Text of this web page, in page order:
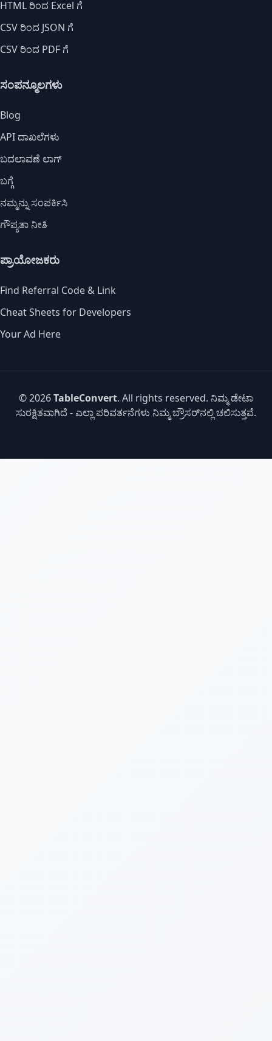
HTML ರಿಂದ Excel ಗೆ
CSV ರಿಂದ JSON ಗೆ
CSV ರಿಂದ PDF ಗೆ
ಸಂಪನ್ಮೂಲಗಳು
Blog
API ದಾಖಲೆಗಳು
ಬದಲಾವಣೆ ಲಾಗ್
ಬಗ್ಗೆ
ನಮ್ಮನ್ನು ಸಂಪರ್ಕಿಸಿ
ಗೌಪ್ಯತಾ ನೀತಿ
ಪ್ರಾಯೋಜಕರು
Find Referral Code & Link
Cheat Sheets for Developers
Your Ad Here
© 2026TableConvert. All rights reserved. ನಿಮ್ಮ ಡೇಟಾ
ಸುರಕ್ಷಿತವಾಗಿದೆ - ಎಲ್ಲಾ ಪರಿವರ್ತನೆಗಳು ನಿಮ್ಮ ಬ್ರೌಸರ್‌ನಲ್ಲಿ ಚಲಿಸುತ್ತವೆ.